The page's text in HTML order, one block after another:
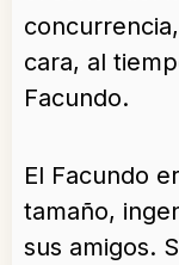
cara, al
Facundo.
El Facundo
tamaño,
sus amigos.